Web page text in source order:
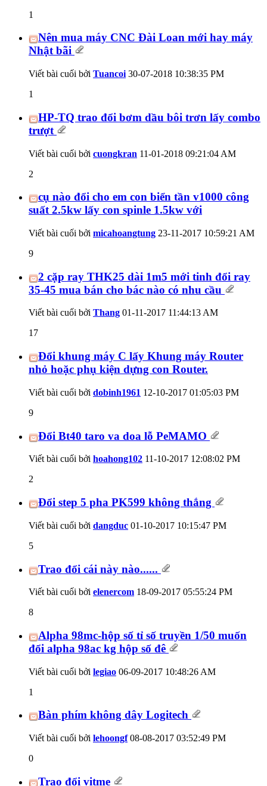
1
Nên mua máy CNC Đài Loan mới hay máy
Nhật bãi
Viết bài cuối bởi Tuancoi 30-07-2018 10:38:35 PM
1
HP-TQ trao đổi bơm dầu bôi trơn lấy combo
trượt
Viết bài cuối bởi cuongkran 11-01-2018 09:21:04 AM
2
cụ nào đổi cho em con biển tần v1000 công
suất 2.5kw lấy con spinle 1.5kw với
Viết bài cuối bởi micahoangtung 23-11-2017 10:59:21 AM
9
2 cặp ray THK25 dài 1m5 mới tinh đổi ray
35-45 mua bán cho bác nào có nhu cầu
Viết bài cuối bởi Thang 01-11-2017 11:44:13 AM
17
Đổi khung máy C lấy Khung máy Router
nhỏ hoặc phụ kiện dựng con Router.
Viết bài cuối bởi dobinh1961 12-10-2017 01:05:03 PM
9
Đổi Bt40 taro va doa lỗ PeMAMO
Viết bài cuối bởi hoahong102 11-10-2017 12:08:02 PM
2
Đổi step 5 pha PK599 không thắng
Viết bài cuối bởi dangduc 01-10-2017 10:15:47 PM
5
Trao đổi cái này nào......
Viết bài cuối bởi elenercom 18-09-2017 05:55:24 PM
8
Alpha 98mc-hộp số tỉ số truyền 1/50 muốn
đổi alpha 98ac kg hộp số đê
Viết bài cuối bởi legiao 06-09-2017 10:48:26 AM
1
Bàn phím không dây Logitech
Viết bài cuối bởi lehoongf08-08-2017 03:52:49 PM
0
Trao đổi vitme